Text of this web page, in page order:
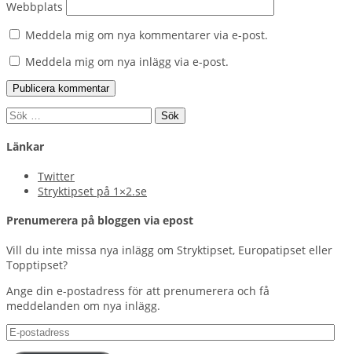
Webbplats
Meddela mig om nya kommentarer via e-post.
Meddela mig om nya inlägg via e-post.
Sök
Länkar
Twitter
Stryktipset på 1×2.se
Prenumerera på bloggen via epost
Vill du inte missa nya inlägg om Stryktipset, Europatipset eller
Topptipset?
Ange din e-postadress för att prenumerera och få
meddelanden om nya inlägg.
E-
postadress